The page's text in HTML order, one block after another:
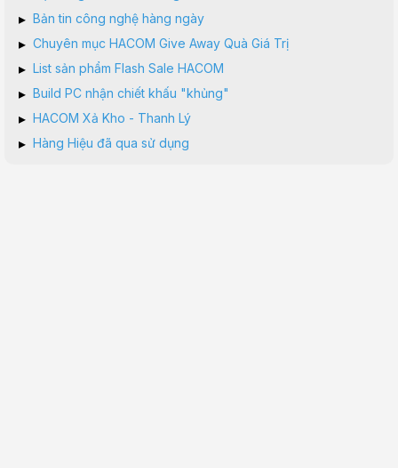
▸ Bản tin công nghệ hàng ngày
▸ Chuyên mục HACOM Give Away Quà Giá Trị
▸ List sản phẩm Flash Sale HACOM
▸ Build PC nhận chiết khấu "khủng"
▸ HACOM Xả Kho - Thanh Lý
▸ Hàng Hiệu đã qua sử dụng